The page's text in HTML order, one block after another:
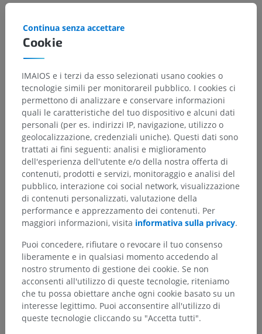
Cookie
Continua senza accettare
IMAIOS e i terzi da esso selezionati usano cookies o
tecnologie simili per monitorareil pubblico. I cookies ci
permettono di analizzare e conservare informazioni
quali le caratteristiche del tuo dispositivo e alcuni dati
personali (per es. indirizzi IP, navigazione, utilizzo o
geolocalizzazione, credenziali uniche). Questi dati sono
trattati ai fini seguenti: analisi e miglioramento
dell'esperienza dell'utente e/o della nostra offerta di
contenuti, prodotti e servizi, monitoraggio e analisi del
pubblico, interazione coi social network, visualizzazione
di contenuti personalizzati, valutazione della
performance e apprezzamento dei contenuti. Per
maggiori informazioni, visita informativa sulla privacy.
Puoi concedere, rifiutare o revocare il tuo consenso
liberamente e in qualsiasi momento accedendo al
nostro strumento di gestione dei cookie. Se non
acconsenti all'utilizzo di queste tecnologie, riteniamo
che tu possa obiettare anche ogni cookie basato su un
interesse legittimo. Puoi acconsentire all'utilizzo di
queste tecnologie cliccando su "Accetta tutti".